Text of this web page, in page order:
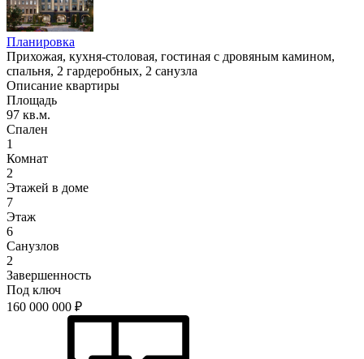
Планировка
Прихожая, кухня-столовая, гостиная с дровяным камином,
спальня, 2 гардеробных, 2 санузла
Описание квартиры
Площадь
97 кв.м.
Спален
1
Комнат
2
Этажей в доме
7
Этаж
6
Санузлов
2
Завершенность
Под ключ
160 000 000 ₽